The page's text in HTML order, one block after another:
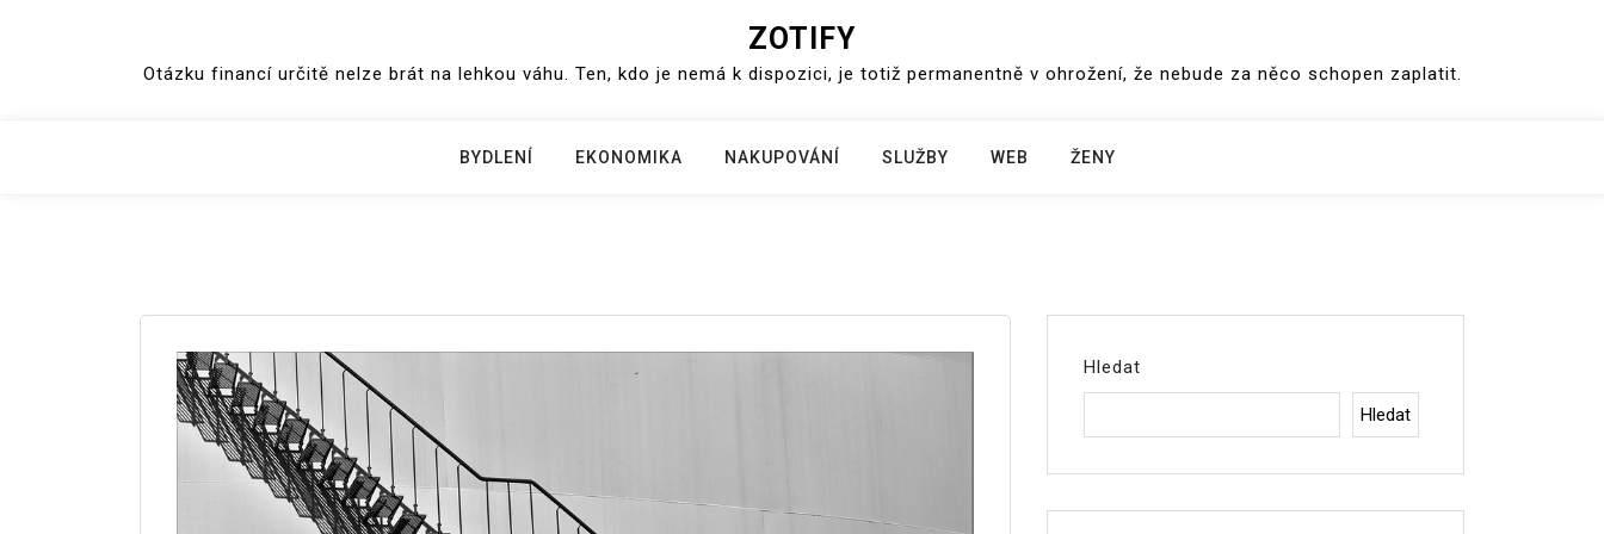
ZOTIFY
Otázku financí určitě nelze brát na lehkou váhu. Ten, kdo je nemá k dispozici, je totiž permanentně v ohrožení, že nebude za něco schopen zaplatit.
BYDLENÍ EKONOMIKA NAKUPOVÁNÍ SLUŽBY WEB ŽENY
Hledat
Hledat